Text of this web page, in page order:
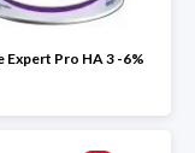
Expert Pro HA 3 -6%